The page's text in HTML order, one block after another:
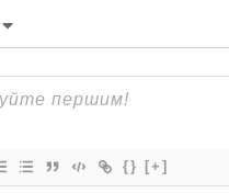
{} [+]